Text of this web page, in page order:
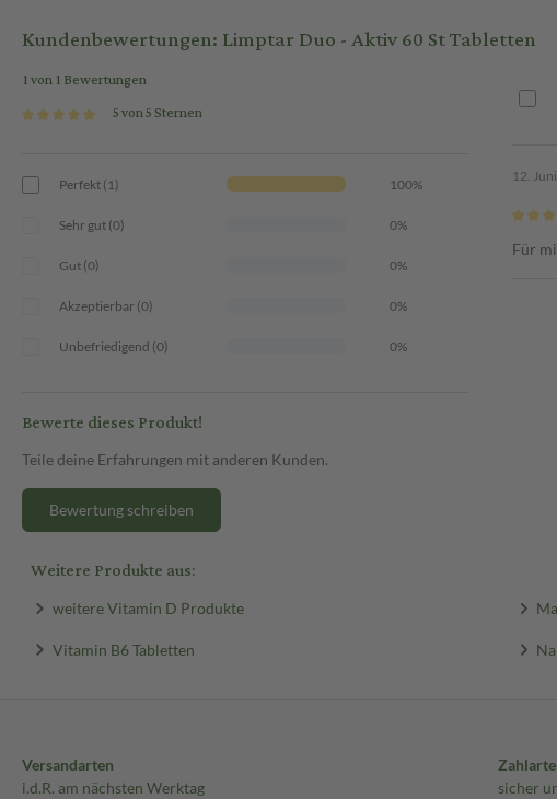
Kundenbewertungen: Limptar Duo - Aktiv 60 St Tabletten
1 von 1 Bewertungen
5 von 5 Sternen
Perfekt (1) 100%
Sehr gut (0) 0%
Gut (0) 0%
Akzeptierbar (0) 0%
Unbefriedigend (0) 0%
Bewerte dieses Produkt!
Teile deine Erfahrungen mit anderen Kunden.
Bewertung schreiben
12.
Für
Weitere Produkte aus:
weitere Vitamin D Produkte
Vitamin B6 Tabletten
Versandarten
i.d.R. am nächsten Werktag
sicher